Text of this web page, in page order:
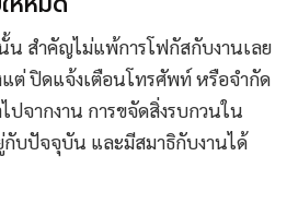
น สำคัญไม่แพ้การโฟกัสกับงานเลย
แต่ ปิดแจ้งเตือนโทรศัพท์ หรือจำกัด
ปจากงาน การขจัดสิ่งรบกวนใน
กับปัจจุบัน และมีสมาธิกับงานได้